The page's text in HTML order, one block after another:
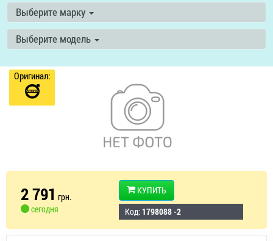
Выберите марку
Выберите модель
Оригинал:
2 791 грн.
сегодня
КУПИТЬ
Код: 1798088 -2